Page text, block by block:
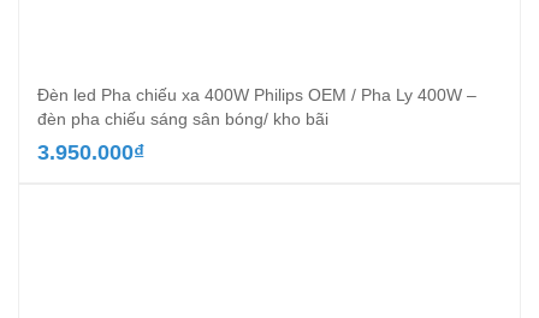
Đèn led Pha chiếu xa 400W Philips OEM / Pha Ly 400W –
đèn pha chiếu sáng sân bóng/ kho bãi
3.950.000₫